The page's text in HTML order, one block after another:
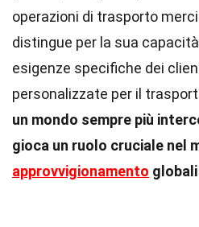
operazioni di trasporto
distingue per la sua
esigenze specifiche dei
personalizzate per il
un mondo sempre più
gioca un ruolo cruciale nel
approvvigionamento